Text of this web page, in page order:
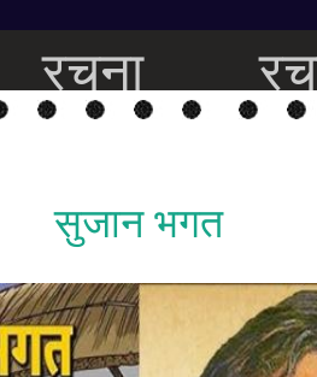
रचना
सुजान भगत